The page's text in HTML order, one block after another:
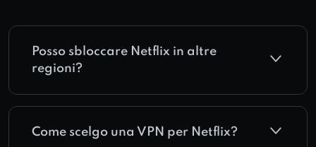
Posso sbloccare Netflix in altre
regioni?
Come scelgo una VPN per Netflix?